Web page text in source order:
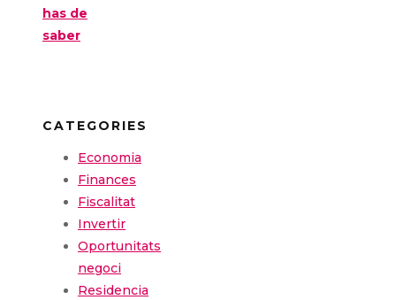
has de
saber
CATEGORIES
Economia
Finances
Fiscalitat
Invertir
Oportunitats
negoci
Residencia